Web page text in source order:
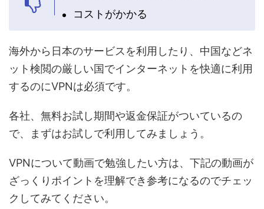
コストがかかる
海外から日本のサービスを利用したり、中国などネ
ット検閲の厳しい国でインターネットを快適に利用
するのにVPNは必須です。
各社、無料お試し期間や返金保証がついているの
で、まずはお試しで利用してみましょう。
VPNについて動画で勉強したい方は、下記の動画が
ざっくりポイントを理解でき参考になるのでチェッ
クしてみてください。